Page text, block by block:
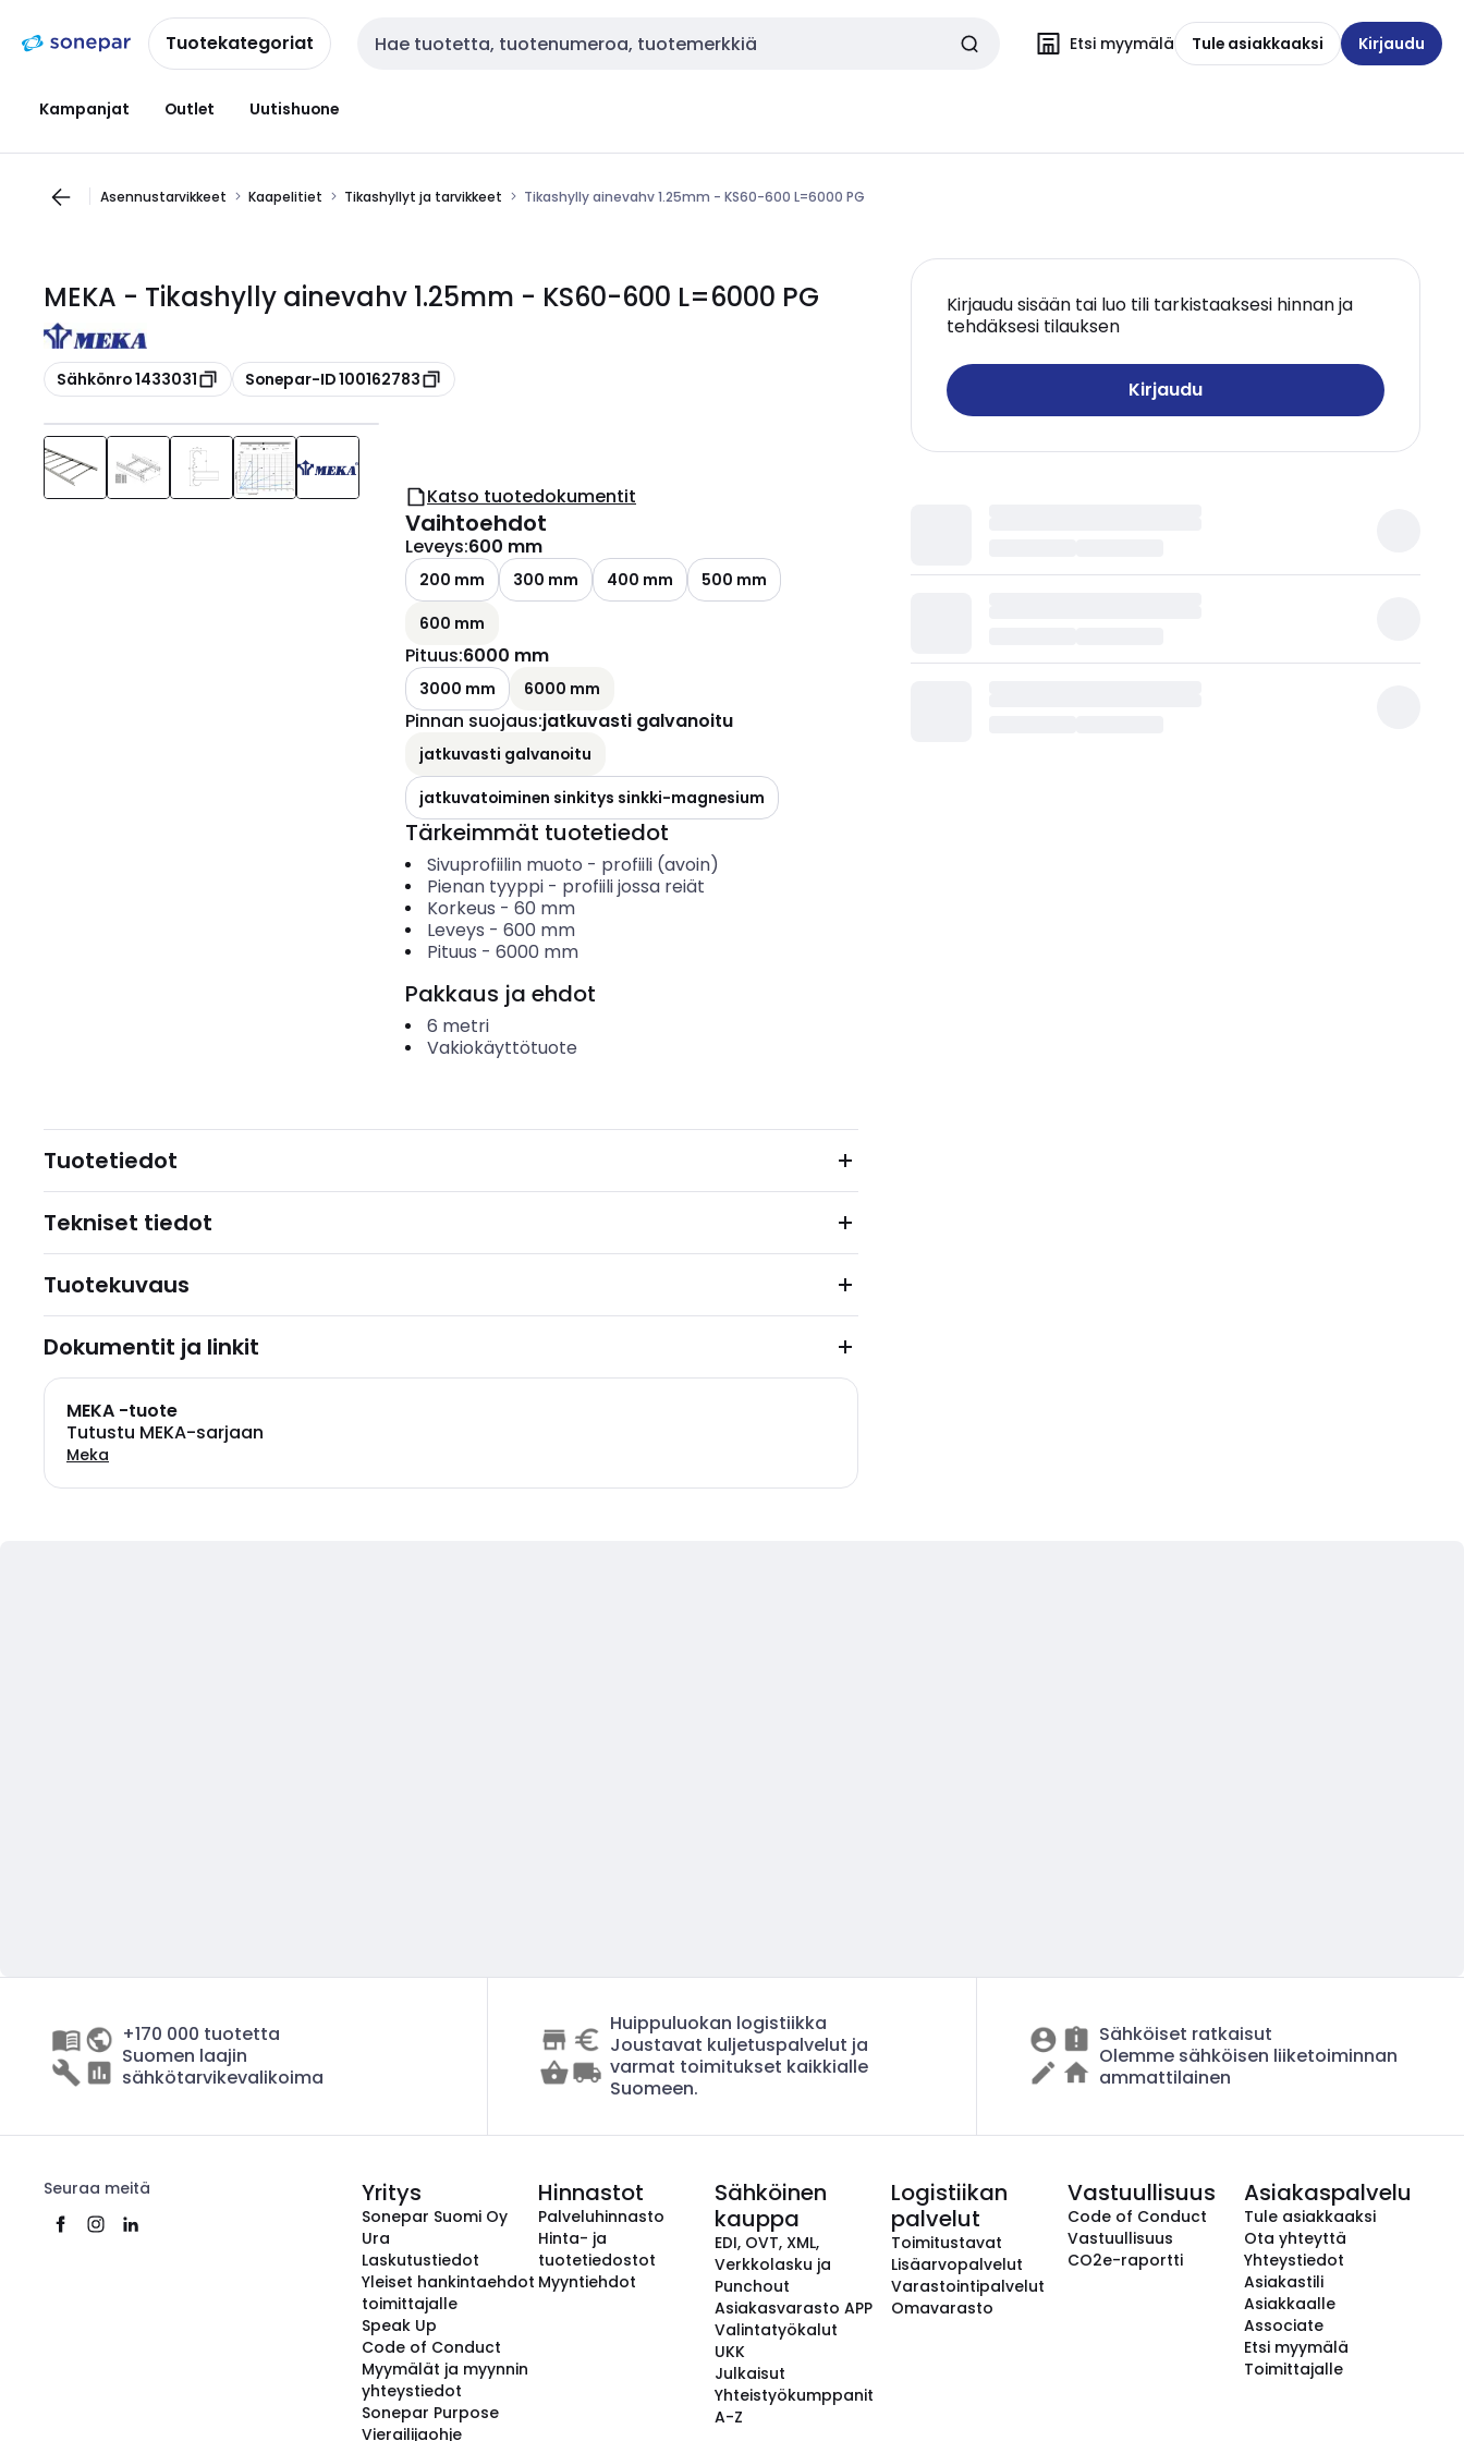
navigointiinsisältöönTuotekategoriat Haku Etsi myymälä Tule asiakkaaksi Kirjaudu
Kampanjat Outlet Uutishuone
Asennustarvikkeet Kaapelitiet Tikashyllyt ja tarvikkeet Tikashylly ainevahv 1.25mm - KS60-600 L=6000 PG
MEKA - Tikashylly ainevahv 1.25mm - KS60-600 L=6000 PG
Kopioi
Sähkönro 1433031 Kopioi
Sonepar-ID 100162783
Kirjaudu sisään tai luo tili tarkistaaksesi hinnan ja
tehdäksesi tilauksen
Kirjaudu
Katso tuotedokumentit
Vaihtoehdot
Leveys:600 mm
200 mm 300 mm 400 mm
500 mm
600 mm
Pituus:6000 mm
3000 mm 6000 mm
Pinnan suojaus:jatkuvasti galvanoitu
jatkuvasti galvanoitu
jatkuvatoiminen sinkitys sinkki-magnesium
Tärkeimmät tuotetiedot
Sivuprofiilin muoto - profiili (avoin)
Pienan tyyppi- profiili jossa reiät
Korkeus - 60 mm
Leveys - 600 mm
Pituus - 6000 mm
Pakkaus ja ehdot
6 metri
Vakiokäyttötuote
Tuotetiedot
Tekniset tiedot
Tuotekuvaus
Dokumentit ja linkit
MEKA -tuote
Tutustu MEKA-sarjaan
Meka
+170 000 tuotetta
Suomen laajin
sähkötarvikevalikoima
Huippuluokan logistiikka
Joustavat kuljetuspalvelut ja
varmat toimitukset kaikkialle
Suomeen.
Sähköiset ratkaisut
Olemme sähköisen liiketoiminnan
ammattilainen
Seuraa meitä Yritys
Sonepar Suomi Oy
Ura
Laskutustiedot
Yleiset hankintaehdot
toimittajalle
Speak Up
Code of Conduct
Myymälät ja myynnin
yhteystiedot
Sonepar Purpose
Vierailijaohje
Hinnastot
Palveluhinnasto
Hinta- ja
tuotetiedostot
Myyntiehdot
Sähköinen
kauppa
EDI, OVT, XML,
Verkkolasku ja
Punchout
Asiakasvarasto APP
Valintatyökalut
UKK
Julkaisut
Yhteistyökumppanit
A-Z
Logistiikan
palvelut
Toimitustavat
Lisäarvopalvelut
Varastointipalvelut
Omavarasto
Vastuullisuus
Code of Conduct
Vastuullisuus
CO2e-raportti
Asiakaspalvelu
Tule asiakkaaksi
Ota yhteyttä
Yhteystiedot
Asiakastili
Asiakkaalle
Associate
Etsi myymälä
Toimittajalle